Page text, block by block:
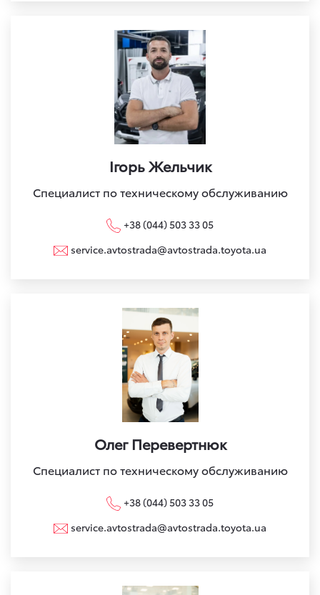
Ігорь Жельчик
Специалист по техническому обслуживанию
+38 (044) 503 33 05
service.avtostrada@avtostrada.toyota.ua
Олег Перевертнюк
Специалист по техническому обслуживанию
+38 (044) 503 33 05
service.avtostrada@avtostrada.toyota.ua